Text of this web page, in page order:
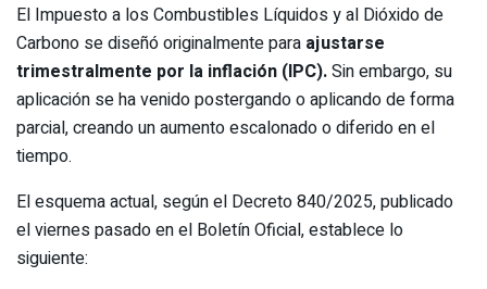
El Impuesto a los Combustibles Líquidos y al Dióxido de
Carbono se diseñó originalmente para ajustarse
trimestralmente por la inflación (IPC).Sin embargo, su
aplicación se ha venido postergando o aplicando de forma
parcial, creando un aumento escalonado o diferido en el
tiempo.
El esquema actual, según el Decreto 840/2025, publicado
el viernes pasado en el Boletín Oficial, establece lo
siguiente: